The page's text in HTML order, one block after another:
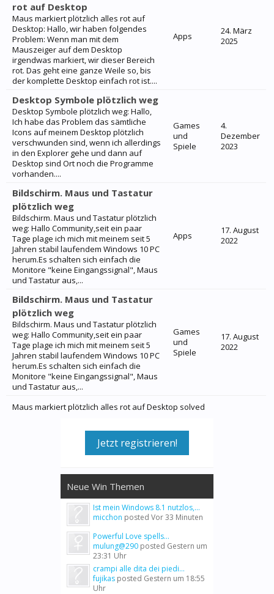
rot auf Desktop
Maus markiert plötzlich alles rot auf
Desktop: Hallo, wir haben folgendes
Problem: Wenn man mit dem
Mauszeiger auf dem Desktop
irgendwas markiert, wir dieser Bereich
rot. Das geht eine ganze Weile so, bis
der komplette Desktop einfach rot ist....
Apps
24. März
2025
Desktop Symbole plötzlich weg
Desktop Symbole plötzlich weg: Hallo,
Ich habe das Problem das sämtliche
Icons auf meinem Desktop plötzlich
verschwunden sind, wenn ich allerdings
in den Explorer gehe und dann auf
Desktop sind Ort noch die Programme
vorhanden....
Games
und
Spiele
4.
Dezember
2023
Bildschirm. Maus und Tastatur
plötzlich weg
Bildschirm. Maus und Tastatur plötzlich
weg: Hallo Community,seit ein paar
Tage plage ich mich mit meinem seit 5
Jahren stabil laufendem Windows 10 PC
herum.Es schalten sich einfach die
Monitore "keine Eingangssignal", Maus
und Tastatur aus,...
Apps
17. August
2022
Bildschirm. Maus und Tastatur
plötzlich weg
Bildschirm. Maus und Tastatur plötzlich
weg: Hallo Community,seit ein paar
Tage plage ich mich mit meinem seit 5
Jahren stabil laufendem Windows 10 PC
herum.Es schalten sich einfach die
Monitore "keine Eingangssignal", Maus
und Tastatur aus,...
Games
und
Spiele
17. August
2022
Maus markiert plötzlich alles rot auf Desktop solved
Jetzt registrieren!
Neue Win Themen
Ist mein Windows 8.1 nutzlos,...
micchon posted Vor 33 Minuten
Powerful Love spells...
mulung@290 posted Gestern um
23:31 Uhr
crampi alle dita dei piedi...
fujikas posted Gestern um 18:55
Uhr